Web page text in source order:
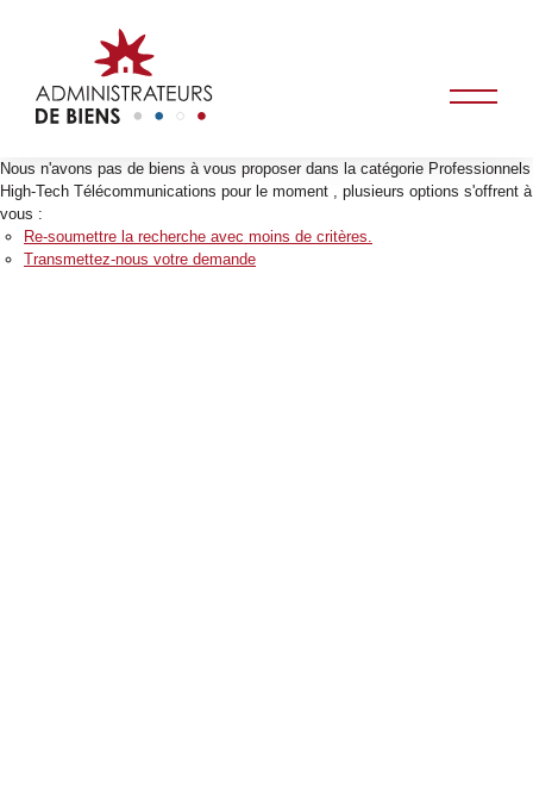
Nous n'avons pas de biens à vous proposer dans la catégorie Professionnels
High-Tech Télécommunications pour le moment , plusieurs options s'offrent à
vous :
Re-soumettre la recherche avec moins de critères.
Transmettez-nous votre demande